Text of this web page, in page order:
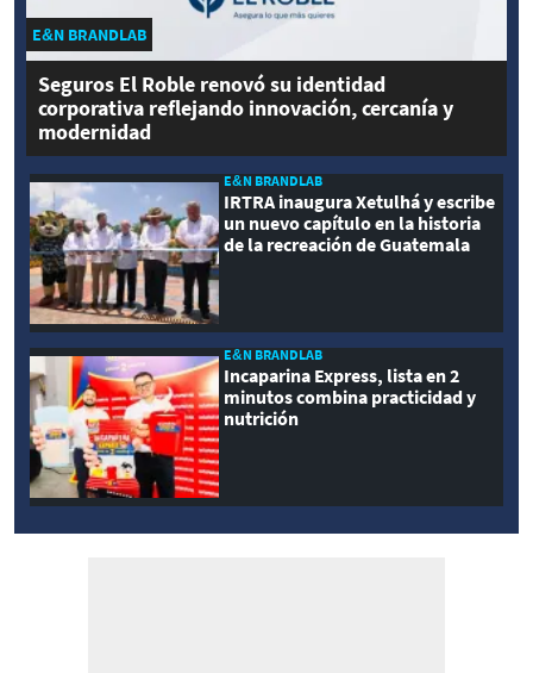
E&N BRANDLAB
Seguros El Roble renovó su identidad
corporativa reflejando innovación, cercanía y
modernidad
E&N BRANDLAB
IRTRA inaugura Xetulhá y escribe
un nuevo capítulo en la historia
de la recreación de Guatemala
E&N BRANDLAB
Incaparina Express, lista en 2
minutos combina practicidad y
nutrición